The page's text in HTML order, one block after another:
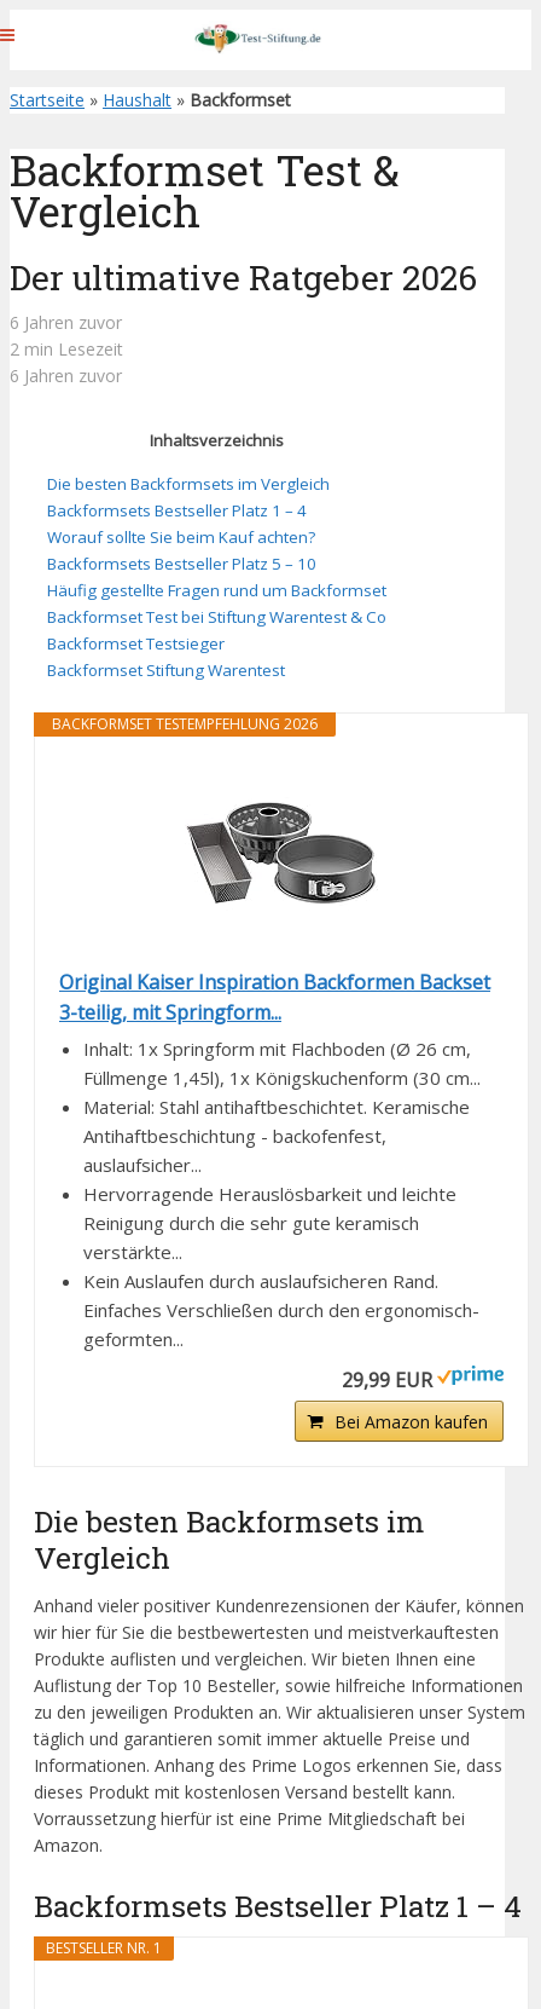
Startseite » Haushalt » Backformset
Backformset Test &
Vergleich
Der ultimative Ratgeber 2026
6 Jahren zuvor
2 min Lesezeit
6 Jahren zuvor
Inhaltsverzeichnis
Die besten Backformsets im Vergleich
Backformsets Bestseller Platz 1 – 4
Worauf sollte Sie beim Kauf achten?
Backformsets Bestseller Platz 5 – 10
Häufig gestellte Fragen rund um Backformset
Backformset Test bei Stiftung Warentest & Co
Backformset Testsieger
Backformset Stiftung Warentest
BACKFORMSET TESTEMPFEHLUNG 2026
Original Kaiser Inspiration Backformen Backset
3-teilig, mit Springform...
Inhalt: 1x Springform mit Flachboden (Ø 26 cm,
Füllmenge 1,45l), 1x Königskuchenform (30 cm...
Material: Stahl antihaftbeschichtet. Keramische
Antihaftbeschichtung - backofenfest,
auslaufsicher...
Hervorragende Herauslösbarkeit und leichte
Reinigung durch die sehr gute keramisch
verstärkte...
Kein Auslaufen durch auslaufsicheren Rand.
Einfaches Verschließen durch den ergonomisch-
geformten...
29,99 EUR
Bei Amazon kaufen
Die besten Backformsets im
Vergleich
Anhand vieler positiver Kundenrezensionen der Käufer, können
wir hier für Sie die bestbewertesten und meistverkauftesten
Produkte auflisten und vergleichen. Wir bieten Ihnen eine
Auflistung der Top 10 Besteller, sowie hilfreiche Informationen
zu den jeweiligen Produkten an. Wir aktualisieren unser System
täglich und garantieren somit immer aktuelle Preise und
Informationen. Anhang des Prime Logos erkennen Sie, dass
dieses Produkt mit kostenlosen Versand bestellt kann.
Vorraussetzung hierfür ist eine Prime Mitgliedschaft bei
Amazon.
Backformsets Bestseller Platz 1 – 4
BESTSELLER NR. 1